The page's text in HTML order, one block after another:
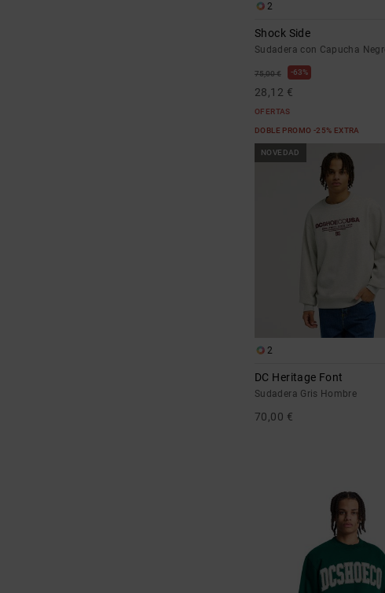
2
Shock Side
Sudadera con Capucha
75,00 € 63%
28,12 €
OFERTAS
DOBLE PROMO -25% EXTRA
NOVEDAD
2
DC Heritage Font
Sudadera Gris Hombre
70,00 €